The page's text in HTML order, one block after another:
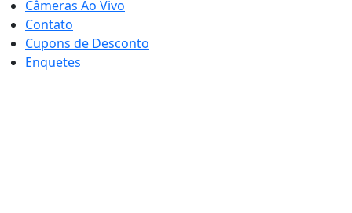
Câmeras Ao Vivo
Contato
Cupons de Desconto
Enquetes